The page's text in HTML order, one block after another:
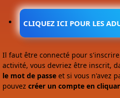
CLIQUEZ ICI POUR LES
Il faut être connecté pour
activité, vous devriez être inscrit,
le mot de passe et si vous n'avez
pouvez créer un compte en